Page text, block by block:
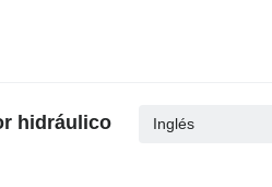
hidráulico Inglés